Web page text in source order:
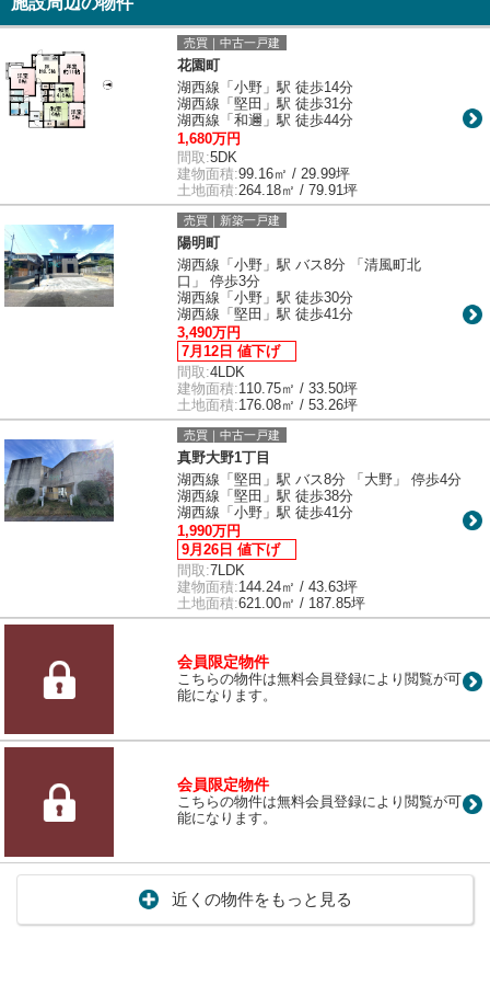
売買｜中古一戸建
花園町
湖西線「小野」駅 徒歩14分
湖西線「堅田」駅 徒歩31分
湖西線「和邇」駅 徒歩44分
1,680万円
間取:5DK
建物面積:99.16㎡ / 29.99坪
土地面積:264.18㎡ / 79.91坪
売買｜新築一戸建
陽明町
湖西線「小野」駅 バス8分 「清風町北
口」 停歩3分
湖西線「小野」駅 徒歩30分
湖西線「堅田」駅 徒歩41分
3,490万円
7月12日 値下げ
間取:4LDK
建物面積:110.75㎡ / 33.50坪
土地面積:176.08㎡ / 53.26坪
売買｜中古一戸建
真野大野1丁目
湖西線「堅田」駅 バス8分 「大野」 停歩4分
湖西線「堅田」駅 徒歩38分
湖西線「小野」駅 徒歩41分
1,990万円
9月26日 値下げ
間取:7LDK
建物面積:144.24㎡ / 43.63坪
土地面積:621.00㎡ / 187.85坪
会員限定物件
こちらの物件は無料会員登録により閲覧が可
能になります。
会員限定物件
こちらの物件は無料会員登録により閲覧が可
能になります。
近くの物件をもっと見る